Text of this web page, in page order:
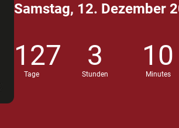
Samstag, 12. Dezember
127
Tage
3
Stunden
10
Minutes